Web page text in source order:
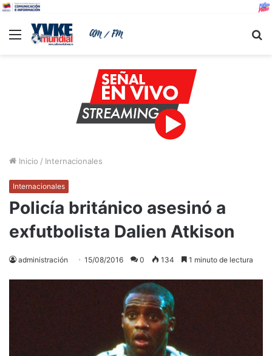
Menu
Inicio / Internacionales
Internacionales
Policía británico asesinó a
exfutbolista Dalien Atkison
administración 15/08/2016 0 134 1 minuto de lectura